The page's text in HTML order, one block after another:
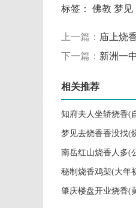
标签： 佛教 梦见
上一篇： 庙上烧
下一篇： 新洲一
相关推荐
知府夫人坐轿烧香(
梦见去烧香香没找(
南岳红山烧香人多(
秘制烧香鸡架(大年
肇庆楼盘开业烧香(